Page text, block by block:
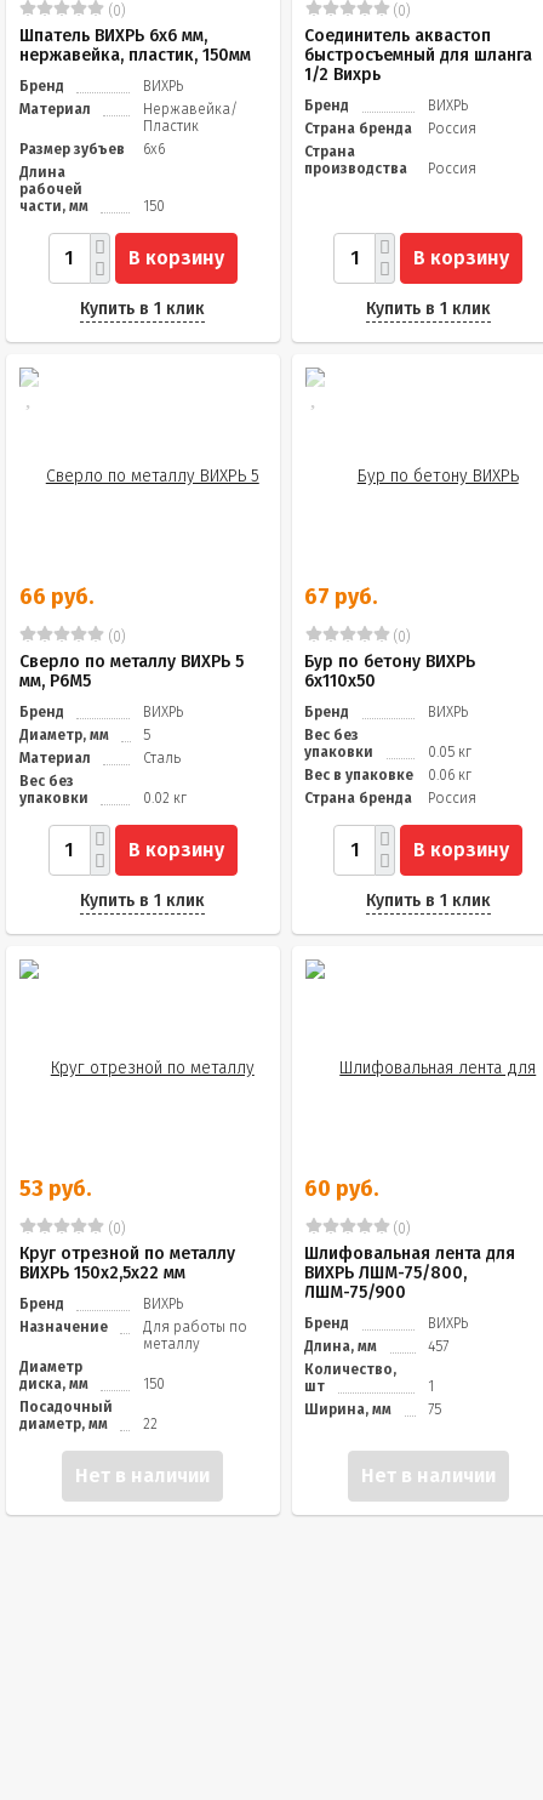
(0)
Шпатель ВИХРЬ 6х6 мм,
нержавейка, пластик, 150мм
Бренд
ВИХРЬ
Материал
Нержавейка/
Пластик
Размер зубъев
6х6
Длина
рабочей
части, мм
150
В корзину
Купить в 1 клик
(0)
Соединитель аквастоп
быстросъемный для шланга
1/2 Вихрь
Бренд
ВИХРЬ
Страна бренда
Россия
Страна
производства
Россия
В корзину
Купить в 1 клик
66 руб.
(0)
Сверло по металлу ВИХРЬ 5
мм, P6M5
Бренд
ВИХРЬ
Диаметр, мм
5
Материал
Сталь
Вес без
упаковки
0.02 кг
В корзину
Купить в 1 клик
67 руб.
(0)
Бур по бетону ВИХРЬ
6x110x50
Бренд
ВИХРЬ
Вес без
упаковки
0.05 кг
Вес в упаковке
0.06 кг
Страна бренда
Россия
В корзину
Купить в 1 клик
53 руб.
(0)
Круг отрезной по металлу
ВИХРЬ 150х2,5х22 мм
Бренд
ВИХРЬ
Назначение
Для работы по
металлу
Диаметр
диска, мм
150
Посадочный
диаметр, мм
22
Нет в наличии
60 руб.
(0)
Шлифовальная лента для
ВИХРЬ ЛШМ-75/800,
ЛШМ-75/900
Бренд
ВИХРЬ
Длина, мм
457
Количество,
шт
1
Ширина, мм
75
Нет в наличии